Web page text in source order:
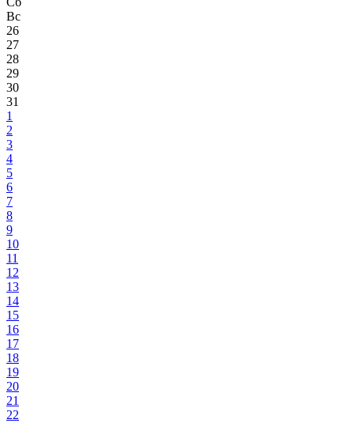
Вс
26
27
28
29
30
31
1
2
3
4
5
6
7
8
9
10
11
12
13
14
15
16
17
18
19
20
21
22